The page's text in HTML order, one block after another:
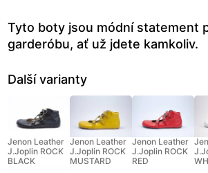
Tyto boty jsou módní statement
garderóbu, ať už jdete kamkoliv.
Další varianty
Jenon Leather
J.Joplin ROCK
BLACK
Jenon Leather
J.Joplin ROCK
MUSTARD
Jenon Leather
J.Joplin ROCK
RED